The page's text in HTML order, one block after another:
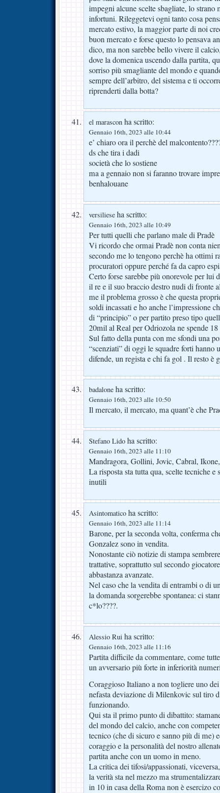
impegni alcune scelte sbagliate, lo
infortuni. Rileggetevi ogni tanto cosa
mercato estivo, la maggior parte di noi
buon mercato e forse questo lo pensava
dico, ma non sarebbe bello vivere il
dove la domenica uscendo dalla partita,
sorriso più smagliante del mondo e
sempre dell’arbitro, del sistema e ti
riprenderti dalla botta?
el marascon ha scritto:
Gennaio 16th, 2023 alle 10:44
e’ chiaro ora il perchè del
ds che tira i dadi
società che lo sostiene
ma a gennaio non si faranno trovare
benhalouane
versiliese ha scritto:
Gennaio 16th, 2023 alle 10:49
Per tutti quelli che parlano male di Pradè
Vi ricordo che ormai Pradè non conta
secondo me lo tengono perchè ha ottimi
procuratori oppure perché fa da capro
Certo forse sarebbe più onorevole per lui
il re e il suo braccio destro nudi di fronte
me il problema grosso è che questa
soldi incassati e ho anche l’impressione
di “principio” o per partito preso tipo
20mil al Real per Odriozola ne spende
Sul fatto della punta con me sfondi una
“scenziati” di oggi le squadre forti hanno
difende, un regista e chi fa gol . Il resto è
badalone ha scritto:
Gennaio 16th, 2023 alle 10:50
Il mercato, il mercato, ma quant’è che
Stefano Lido ha scritto:
Gennaio 16th, 2023 alle 11:10
Mandragora, Gollini, Jovic, Cabral,
La risposta sta tutta qua, scelte tecniche
inutili
Asintomatico ha scritto:
Gennaio 16th, 2023 alle 11:14
Barone, per la seconda volta, conferma
Gonzalez sono in vendita.
Nonostante ciò notizie di stampa
trattative, soprattutto sul secondo
abbastanza avanzate.
Nel caso che la vendita di entrambi o di
la domanda sorgerebbe spontanea: ci
c*lo????.
Alessio Rui ha scritto:
Gennaio 16th, 2023 alle 11:16
Partita difficile da commentare, come
un avversario più forte in inferiorità
Coraggioso Italiano a non togliere uno
nefasta deviazione di Milenkovic sul tiro
funzionando.
Qui sta il primo punto di dibattito:
del mondo del calcio, anche con
tecnico (che di sicuro e sanno più di me)
coraggio e la personalità del nostro
partita anche con un uomo in meno.
La critica dei tifosi/appassionati,
la verità sta nel mezzo ma
in 10 in casa della Roma non è esercizo